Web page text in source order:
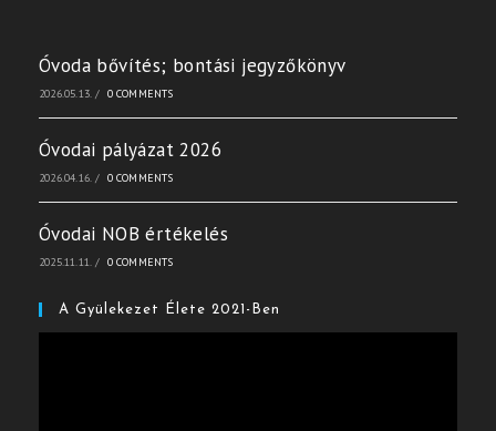
Óvoda bővítés; bontási jegyzőkönyv
2026.05.13. / 0 COMMENTS
Óvodai pályázat 2026
2026.04.16. / 0 COMMENTS
Óvodai NOB értékelés
2025.11.11. / 0 COMMENTS
A Gyülekezet Élete 2021-Ben